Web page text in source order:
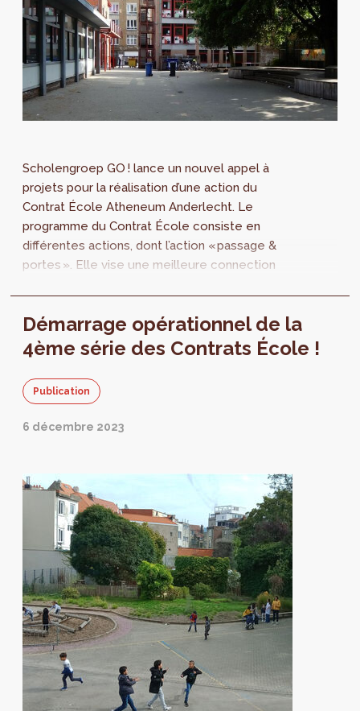
Scholengroep GO ! lance un nouvel appel à
projets pour la réalisation d’une action du
Contrat École Atheneum Anderlecht. Le
programme du Contrat École consiste en
différentes actions, dont l’action « passage &
portes ». Elle vise une meilleure connection
Démarrage opérationnel de la
4ème série des Contrats École !
Publication
6 décembre 2023